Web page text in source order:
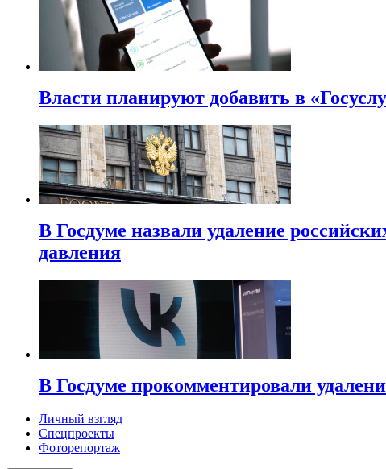
Власти планируют добавить в
В Госдуме назвали удаление
давления
В Госдуме прокомментировали
Личный взгляд
Спецпроекты
Фоторепортаж